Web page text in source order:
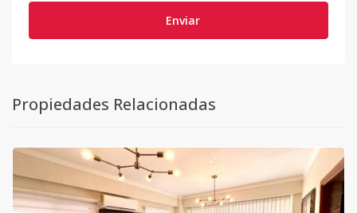
Enviar
Propiedades Relacionadas